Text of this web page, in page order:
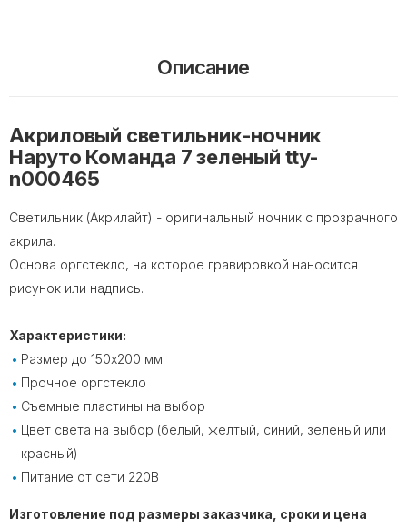
Описание
Акриловый светильник-ночник
Наруто Команда 7 зеленый tty-
n000465
Светильник (Акрилайт) - оригинальный ночник с прозрачного
акрила.
Основа оргстекло, на которое гравировкой наносится
рисунок или надпись.
Характеристики:
Размер до 150х200 мм
Прочное оргстекло
Съемные пластины на выбор
Цвет света на выбор (белый, желтый, синий, зеленый или
красный)
Питание от сети 220В
Изготовление под размеры заказчика, сроки и цена